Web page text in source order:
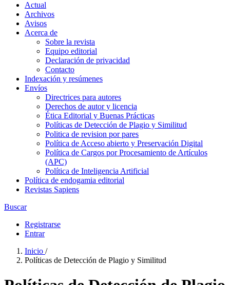
Actual
Archivos
Avisos
Acerca de
Sobre la revista
Equipo editorial
Declaración de privacidad
Contacto
Indexación y resúmenes
Envíos
Directrices para autores
Derechos de autor y licencia
Ética Editorial y Buenas Prácticas
Políticas de Detección de Plagio y Similitud
Politica de revision por pares
Política de Acceso abierto y Preservación Digital
Política de Cargos por Procesamiento de Artículos
(APC)
Política de Inteligencia Artificial
Política de endogamia editorial
Revistas Sapiens
Buscar
Registrarse
Entrar
Inicio /
Políticas de Detección de Plagio y Similitud